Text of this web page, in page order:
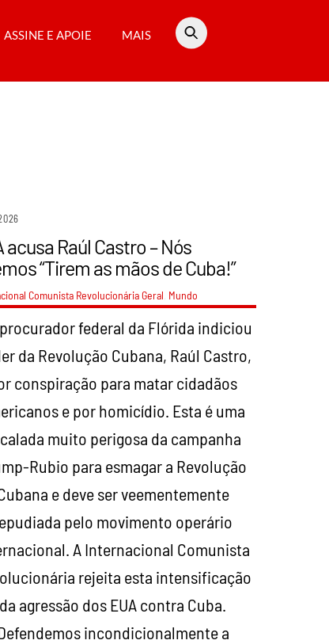
ASSINE E APOIE MAIS
acusa Raúl Castro – Nós
“Tirem as mãos de Cuba!”
Comunista RevolucionáriaGeral Mundo
federal da Flórida indiciou
da Revolução Cubana, Raúl Castro,
conspiração para matar cidadãos
e por homicídio. Esta é uma
muito perigosa da campanha
Rubio para esmagar a Revolução
e deve ser veementemente
pelo movimento operário
A Internacional Comunista
rejeita esta intensificação
da agressão dos EUA contra Cuba.
incondicionalmente a